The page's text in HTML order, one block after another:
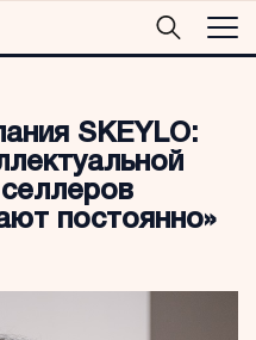
SKEYLO:
постоянно»